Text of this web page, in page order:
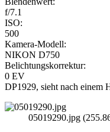
f/7.1
ISO:
500
Kamera-Modell:
NIKON D750
Belichtungskorrektur:
0 EV
DP1929, sieht nach einem
05019290.jpg